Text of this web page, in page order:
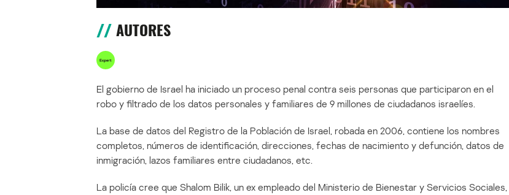
AUTORES
El gobierno de Israel ha iniciado un proceso penal contra seis personas que participaron en el
robo y filtrado de los datos personales y familiares de 9 millones de ciudadanos israelíes.
La base de datos del Registro de la Población de Israel, robada en 2006, contiene los nombres
completos, números de identificación, direcciones, fechas de nacimiento y defunción, datos de
inmigración, lazos familiares entre ciudadanos, etc.
La policía cree que Shalom Bilik, un ex empleado del Ministerio de Bienestar y Servicios Sociales,